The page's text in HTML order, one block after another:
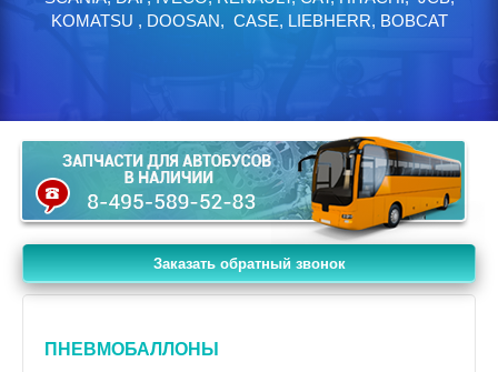
KOMATSU , DOOSAN, CASE, LIEBHERR, BOBCAT
Заказать обратный звонок
ПНЕВМОБАЛЛОНЫ